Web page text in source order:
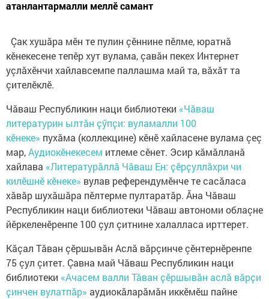
атанлантармалли меллĕ самант
Çак хушăра мĕн те пулин çĕннине пĕлме, юратнă
кĕнекесене тепĕр хут вулама, çавăн пекех Интернет
уçлăхĕнчи хайлавсемпе паллашма май та, вăхăт та
çителĕклĕ.
Чăваш Республикин наци библиотеки «Чӑваш
литературин ылтӑн ҫӳпҫи: вуламалли 100
кӗнеке» пухăма (коллекцине) кĕнĕ хайласене вулама çеç
мар,Аудиокĕнекесем итлеме сĕнет. Эсир кăмăлланă
хайлава «Литературăллă Чăваш Ен: ҫӗрҫуллӑхри чи
килӗшнӗ кӗнеке» вулав референдумӗнче те сасăласа
хăвăр шухăшăра пӗлтерме пултаратăр. Ăна Чăваш
Республикин наци библиотеки Чăваш автономи облаçне
йĕркеленĕренпе 100 çул çитнине халалласа ирттерет.
Кăçал Тăван çĕршывăн Аслă вăрçинче çĕнтернĕренпе
75 çул çитет. Çавна май Чăваш Республикин наци
библиотеки «Ачасем валли Тӑван ҫӗршывӑн аслӑ вӑрҫи
ҫинчен вулатпӑр» аудиокăларăмăн иккĕмĕш пайне